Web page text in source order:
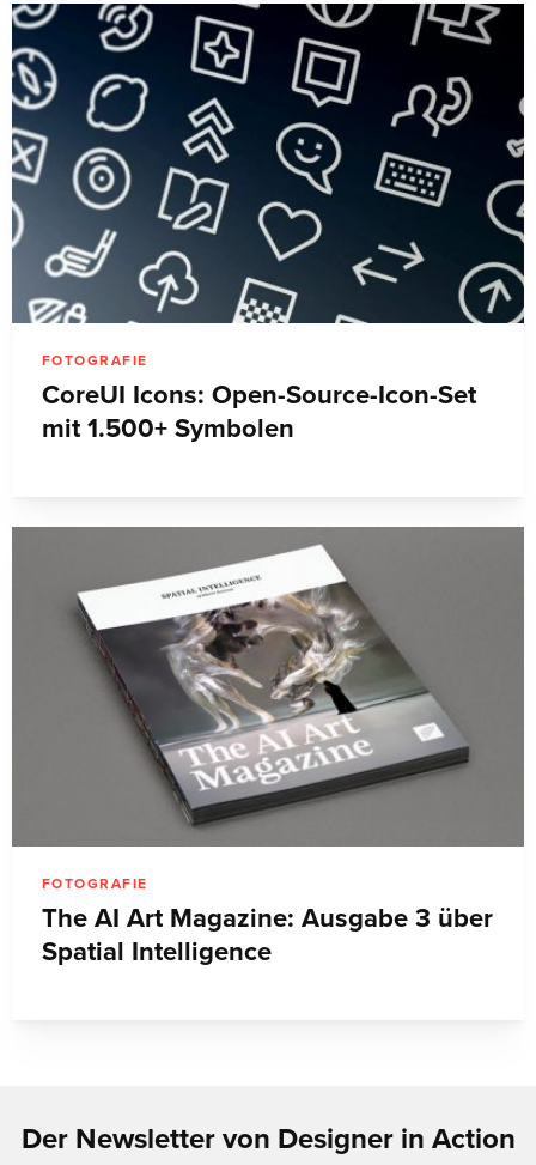
FOTOGRAFIE
CoreUI Icons: Open-Source-Icon-Set
mit 1.500+ Symbolen
FOTOGRAFIE
The AI Art Magazine: Ausgabe 3 über
Spatial Intelligence
Der Newsletter von Designer in Action